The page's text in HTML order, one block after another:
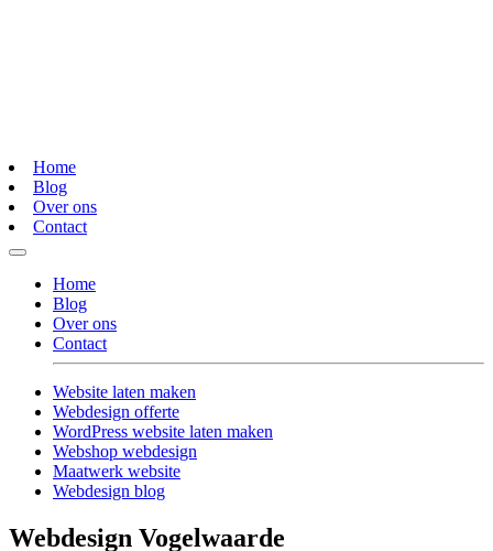
Home
Blog
Over ons
Contact
Home
Blog
Over ons
Contact
Website laten maken
Webdesign offerte
WordPress website laten maken
Webshop webdesign
Maatwerk website
Webdesign blog
Webdesign Vogelwaarde